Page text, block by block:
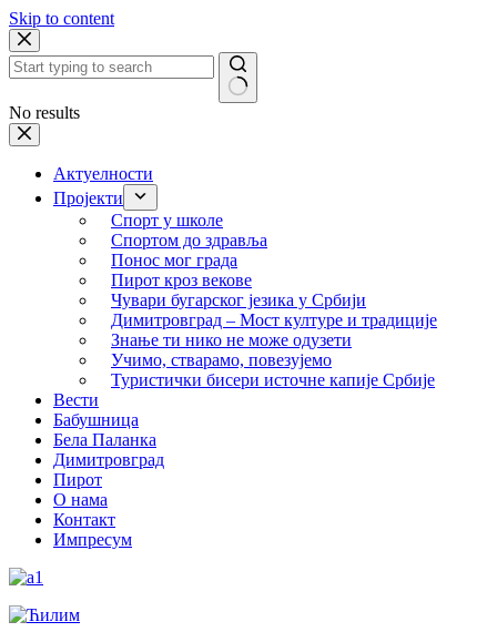
Skip to content
No results
Актуелности
Пројекти
Спорт у школе
Спортом до здравља
Понос мог града
Пирот кроз векове
Чувари бугарског језика у Србији
Димитровград – Мост културе и традиције
Знање ти нико не може одузети
Учимо, стварамо, повезујемо
Туристички бисери источне капије Србије
Вести
Бабушница
Бела Паланка
Димитровград
Пирот
О нама
Контакт
Импресум